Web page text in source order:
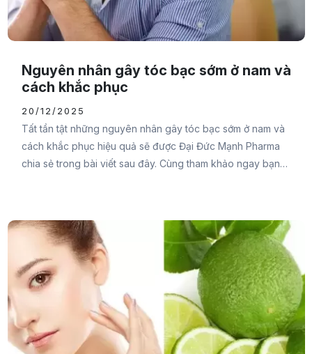
Nguyên nhân gây tóc bạc sớm ở nam và
cách khắc phục
20/12/2025
Tất tần tật những nguyên nhân gây tóc bạc sớm ở nam và
cách khắc phục hiệu quả sẽ được Đại Đức Mạnh Pharma
chia sẻ trong bài viết sau đây. Cùng tham khảo ngay bạn